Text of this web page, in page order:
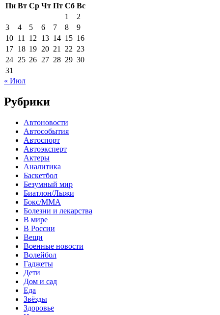
Пн Вт Ср Чт Пт Сб Вс
1
2
3
4 5 6 7 8
9
10 11 12 13 14 15 16
17 18 19 20 21 22 23
24 25 26 27 28 29 30
31
« Июл
Рубрики
Автоновости
Автособытия
Автоспорт
Автоэксперт
Актеры
Аналитика
Баскетбол
Безумный мир
Биатлон/Лыжи
Бокс/MMA
Болезни и лекарства
В мире
В России
Вещи
Военные новости
Волейбол
Гаджеты
Дети
Дом и сад
Еда
Звёзды
Здоровье